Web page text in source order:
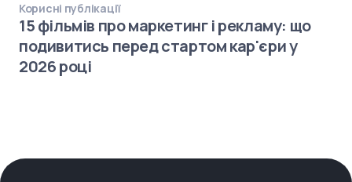
Корисні публікації
15 фільмів про маркетинг і рекламу: що
подивитись перед стартом кар'єри у
2026 році